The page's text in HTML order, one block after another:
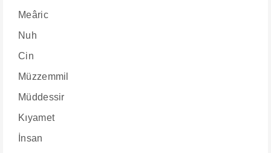
Meâric
Nuh
Cin
Müzzemmil
Müddessir
Kıyamet
İnsan